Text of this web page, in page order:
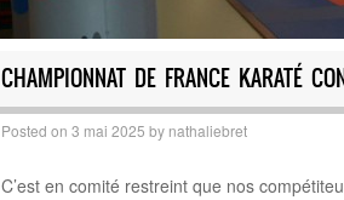
CHAMPIONNAT DE FRANCE KARATÉ
Posted on3 mai 2025 by nathaliebret
C’est en comité restreint que nos